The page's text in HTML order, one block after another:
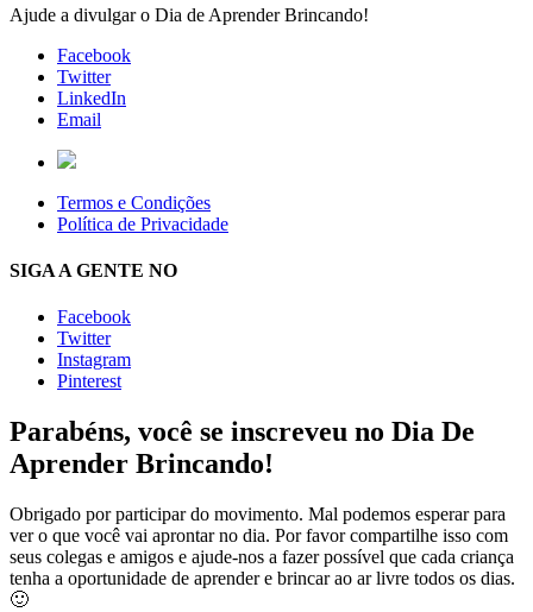
Ajude a divulgar o Dia de Aprender Brincando!
Facebook
Twitter
LinkedIn
Email
Termos e Condições
Política de Privacidade
SIGA A GENTE NO
Facebook
Twitter
Instagram
Pinterest
Parabéns, você se inscreveu no Dia De
Aprender Brincando!
Obrigado por participar do movimento. Mal podemos esperar para
ver o que você vai aprontar no dia. Por favor compartilhe isso com
seus colegas e amigos e ajude-nos a fazer possível que cada criança
tenha a oportunidade de aprender e brincar ao ar livre todos os dias.
🙂